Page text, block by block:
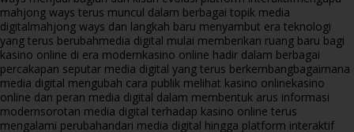
mahjong ways terus muncul dalam berbagai topik media
digitalmahjong ways dan langkah baru menyambut era teknologi
yang terus berubahmedia digital mulai memberikan ruang baru bagi
kasino online di era modernkasino online hadir dalam berbagai
percakapan seputar media digital yang terus berkembangbagaimana
media digital mengubah cara publik melihat kasino onlinekasino
online dan peran media digital dalam membentuk arus informasi
modernsorotan media digital terhadap kasino online terus
mengalami perubahandari media digital hingga platform interaktif